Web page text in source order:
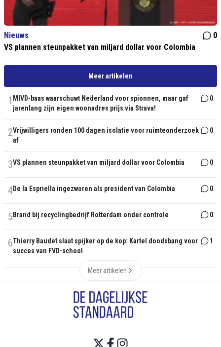
Nieuws
0
VS plannen steunpakket van miljard dollar voor Colombia
Meer artikelen
1 MIVD-baas waarschuwt Nederland voor spionnen, maar gaf
jarenlang zijn eigen woonadres prijs via Strava!
0
2Vrijwilligers ronden 100 dagen isolatie voor ruimteonderzoek
af
0
3VS plannen steunpakket van miljard dollar voor Colombia 0
4De la Espriella ingezworen als president van Colombia 0
5 Brand bij recyclingbedrijf Rotterdam onder controle 0
6Thierry Baudet slaat spijker op de kop: Kartel doodsbang voor
succes van FVD-school
1
Meer artikelen